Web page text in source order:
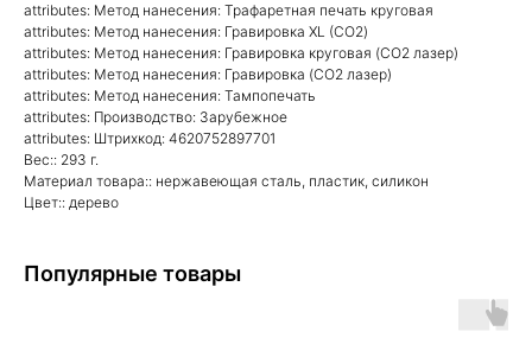
attributes: Метод нанесения: Трафаретная печать круговая
attributes: Метод нанесения: Гравировка XL (СО2)
attributes: Метод нанесения: Гравировка круговая (CO2 лазер)
attributes: Метод нанесения: Гравировка (CO2 лазер)
attributes: Метод нанесения: Тампопечать
attributes: Производство: Зарубежное
attributes: Штрихкод: 4620752897701
Вес:: 293 г.
Материал товара:: нержавеющая сталь, пластик, силикон
Цвет:: дерево
Популярные товары